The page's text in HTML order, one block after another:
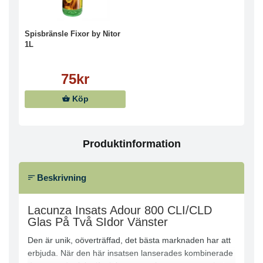
Spisbränsle Fixor by Nitor
1L
75kr
Köp
Produktinformation
Beskrivning
Lacunza Insats Adour 800 CLI/CLD
Glas På Två SIdor Vänster
Den är unik, oöverträffad, det bästa marknaden har att
erbjuda. När den här insatsen lanserades kombinerade